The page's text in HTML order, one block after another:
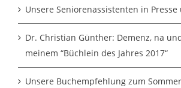
Unsere Seniorenassistenten in Presse
Dr. Christian Günther: Demenz, na
meinem “Büchlein des Jahres 2017“
Unsere Buchempfehlung zum